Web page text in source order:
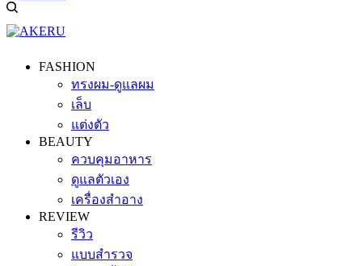
FASHION
ทรงผม-ดูแลผม
เล็บ
แต่งตัว
BEAUTY
ควบคุมอาหาร
ดูแลตัวเอง
เครื่องสำอาง
REVIEW
รีวิว
แบบสำรวจ